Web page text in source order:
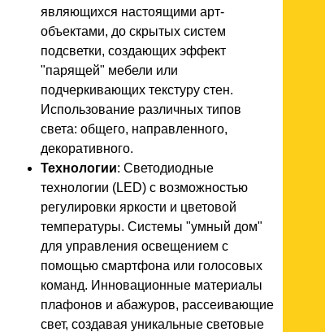
являющихся настоящими арт-
объектами, до скрытых систем
подсветки, создающих эффект
"парящей" мебели или
подчеркивающих текстуру стен.
Использование различных типов
света: общего, направленного,
декоративного.
Технологии: Светодиодные
технологии (LED) с возможностью
регулировки яркости и цветовой
температуры. Системы "умный дом"
для управления освещением с
помощью смартфона или голосовых
команд. Инновационные материалы
плафонов и абажуров, рассеивающие
свет, создавая уникальные световые